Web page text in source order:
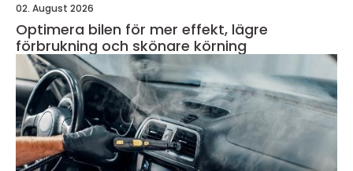
02. August 2026
Optimera bilen för mer effekt, lägre
förbrukning och skönare körning